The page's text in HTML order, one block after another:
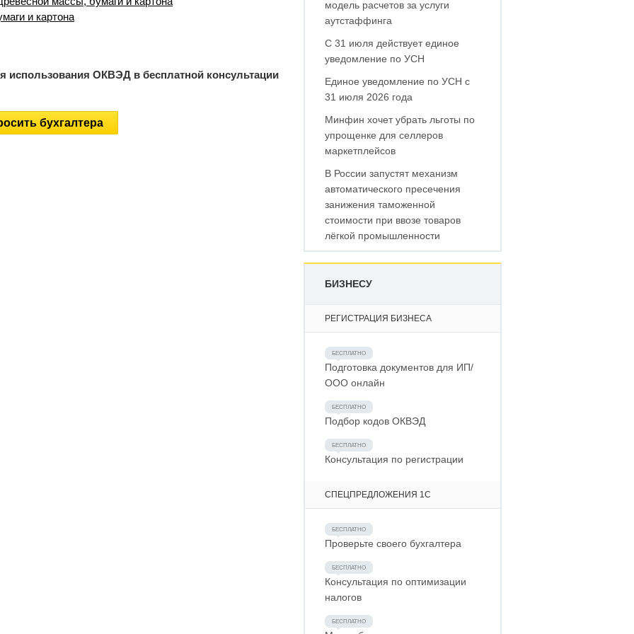
и картона
использования ОКВЭД в бесплатной консультации
бухгалтера
модель расчетов за услуги
аутстаффинга
С 31 июля действует единое
уведомление по УСН
Единое уведомление по УСН с
31 июля 2026 года
Минфин хочет убрать льготы по
упрощенке для селлеров
маркетплейсов
В России запустят механизм
автоматического пресечения
занижения таможенной
стоимости при ввозе товаров
лёгкой промышленности
БИЗНЕСУ
РЕГИСТРАЦИЯ БИЗНЕСА
Подготовка документов для ИП/
ООО онлайн
Подбор кодов ОКВЭД
Консультация по регистрации
СПЕЦПРЕДЛОЖЕНИЯ 1С
Проверьте своего бухгалтера
Консультация по оптимизации
налогов